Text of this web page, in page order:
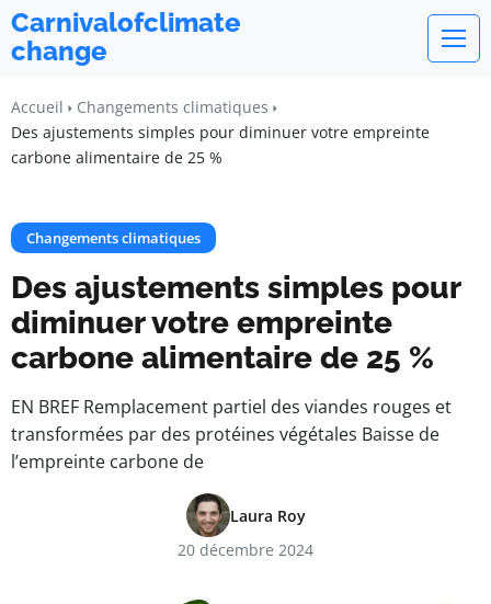
Carnivalofclimate
change
Accueil
Changements climatiques
Des ajustements simples pour diminuer votre empreinte
carbone alimentaire de 25 %
Changements climatiques
Des ajustements simples pour
diminuer votre empreinte
carbone alimentaire de 25 %
EN BREF Remplacement partiel des viandes rouges et
transformées par des protéines végétales Baisse de
l’empreinte carbone de
Laura Roy
20 décembre 2024